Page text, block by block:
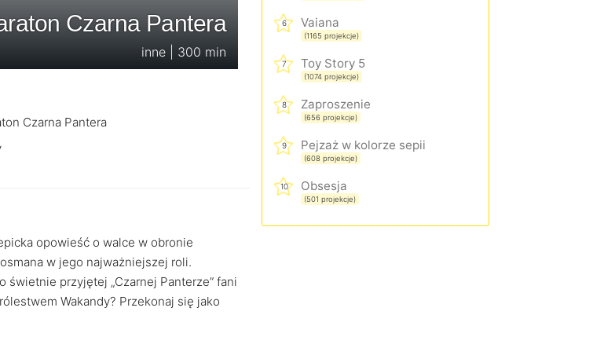
Czarna Pantera
inne | 300 min
Czarna Pantera
opowieść o walce w obronie
w jego najważniejszej roli.
świetnie przyjętej „Czarnej Panterze” fani
Wakandy? Przekonaj się jako
6 Vaiana
(1165 projekcje)
7 Toy Story 5
(1074 projekcje)
8 Zaproszenie
(656 projekcje)
9 Pejzaż w kolorze sepii
(608 projekcje)
10 Obsesja
(501 projekcje)